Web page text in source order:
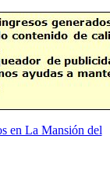
en La Mansión del